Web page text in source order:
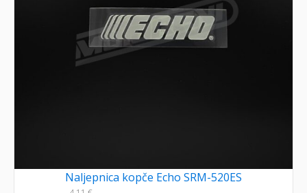
Naljepnica kopče Echo SRM-520ES